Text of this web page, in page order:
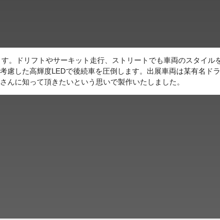
。ドリフトやサーキット走行、ストリートでも車両のスタイル
慮した高輝度LEDで後続車を圧倒します。出展車両は某有名ド
に知って頂きたいという思いで製作いたしました。